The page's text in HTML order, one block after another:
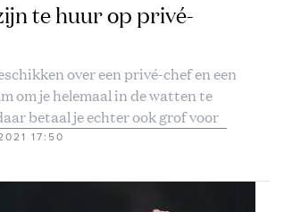
te huur op privé-
over een privé-chef en een
om je helemaal in de watten te
betaal je echter ook grof voor
17:50